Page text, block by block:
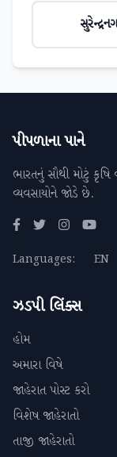
પીપળાના પાને
ભારતનું સૌથી મોટું કૃષિ
વ્યવસાયોને જોડે છે.
Languages: EN
ઝડપી લિંક્સ
હોમ
અમારા વિષે
જાહેરાત પોસ્ટ કરો
વિશેષ જાહેરાતો
તાજી જાહેરાતો